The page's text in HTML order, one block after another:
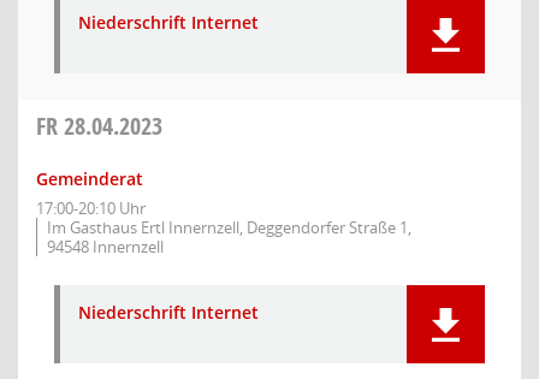
Niederschrift Internet
FR28.04.2023
Gemeinderat
17:00-20:10 Uhr
Im Gasthaus Ertl Innernzell, Deggendorfer Straße 1,
94548 Innernzell
Niederschrift Internet